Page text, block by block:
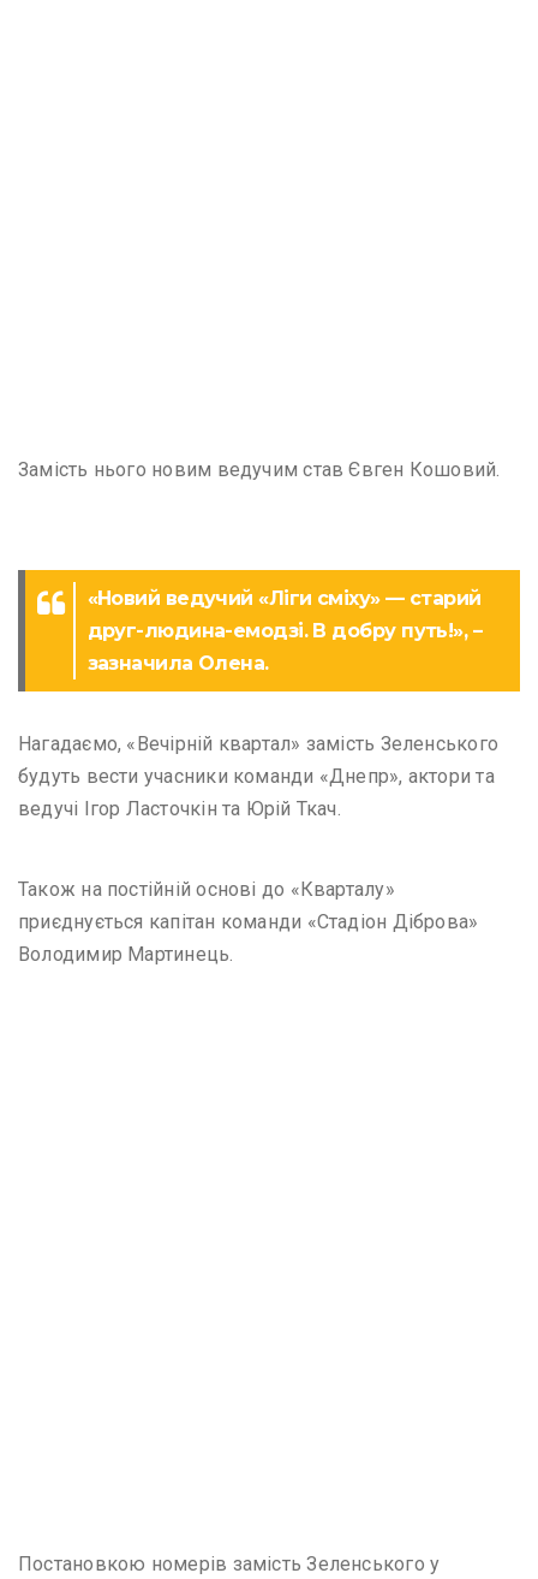
Замість нього новим ведучим став Євген Кошовий.
«Новий ведучий «Ліги сміху» — старий
друг-людина-eмодзі. В добру путь!», –
зазначила Олена.
Нагадаємо, «Вечірній квартал» замість Зеленського
будуть вести учасники команди «Днепр», актори та
ведучі Ігор Ласточкін та Юрій Ткач.
Також на постійній основі до «Кварталу»
приєднується капітан команди «Стадіон Діброва»
Володимир Мартинець.
Постановкою номерів замість Зеленського у